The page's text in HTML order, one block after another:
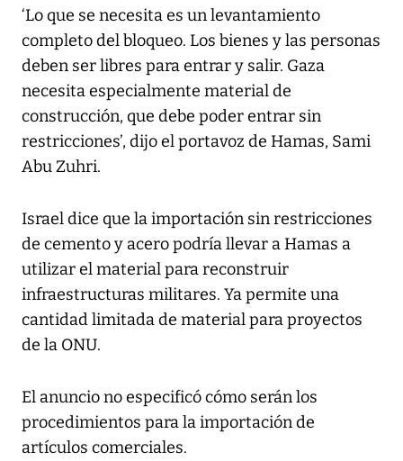
‘Lo que se necesita es un levantamiento
completo del bloqueo. Los bienes y las personas
deben ser libres para entrar y salir. Gaza
necesita especialmente material de
construcción, que debe poder entrar sin
restricciones’, dijo el portavoz de Hamas, Sami
Abu Zuhri.
Israel dice que la importación sin restricciones
de cemento y acero podría llevar a Hamas a
utilizar el material para reconstruir
infraestructuras militares. Ya permite una
cantidad limitada de material para proyectos
de la ONU.
El anuncio no especificó cómo serán los
procedimientos para la importación de
artículos comerciales.